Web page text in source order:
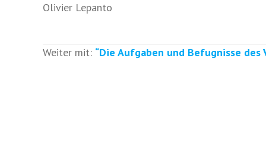
Olivier Lepanto
Weiter mit: “Die Aufgaben und Befugnisse des